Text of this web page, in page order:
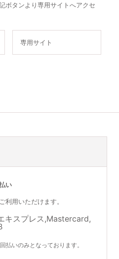
ボタンより専用サイトへアクセ
専用サイト
い
利用いただけます。
払いのみとなっております。